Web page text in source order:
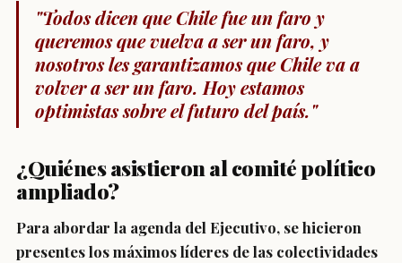
"Todos dicen que Chile fue un faro y
queremos que vuelva a ser un faro, y
nosotros les garantizamos que Chile va a
volver a ser un faro. Hoy estamos
optimistas sobre el futuro del país."
¿Quiénes asistieron al comité político
ampliado?
Para abordar la agenda del Ejecutivo, se hicieron
presentes los máximos líderes de las colectividades